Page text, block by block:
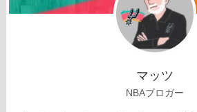
マッツ
NBAブロガー